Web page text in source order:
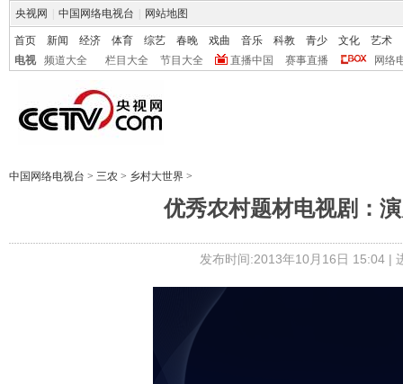
央视网 中国网络电视台 网站地图
首页 新闻 经济 体育 综艺 春晚 戏曲 音乐 科教 青少 文化
艺术
电视
频道大全 栏目大全 节目大全 直播中国 赛事直播 网络
中国网络电视台 > 三农 > 乡村大世界 >
优秀农村题材电视剧：
发布时间:2013年10月16日 15:04 |